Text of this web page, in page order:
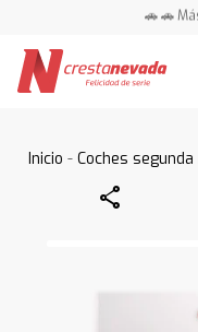
🚗 🚗
Inicio -Coches
Share